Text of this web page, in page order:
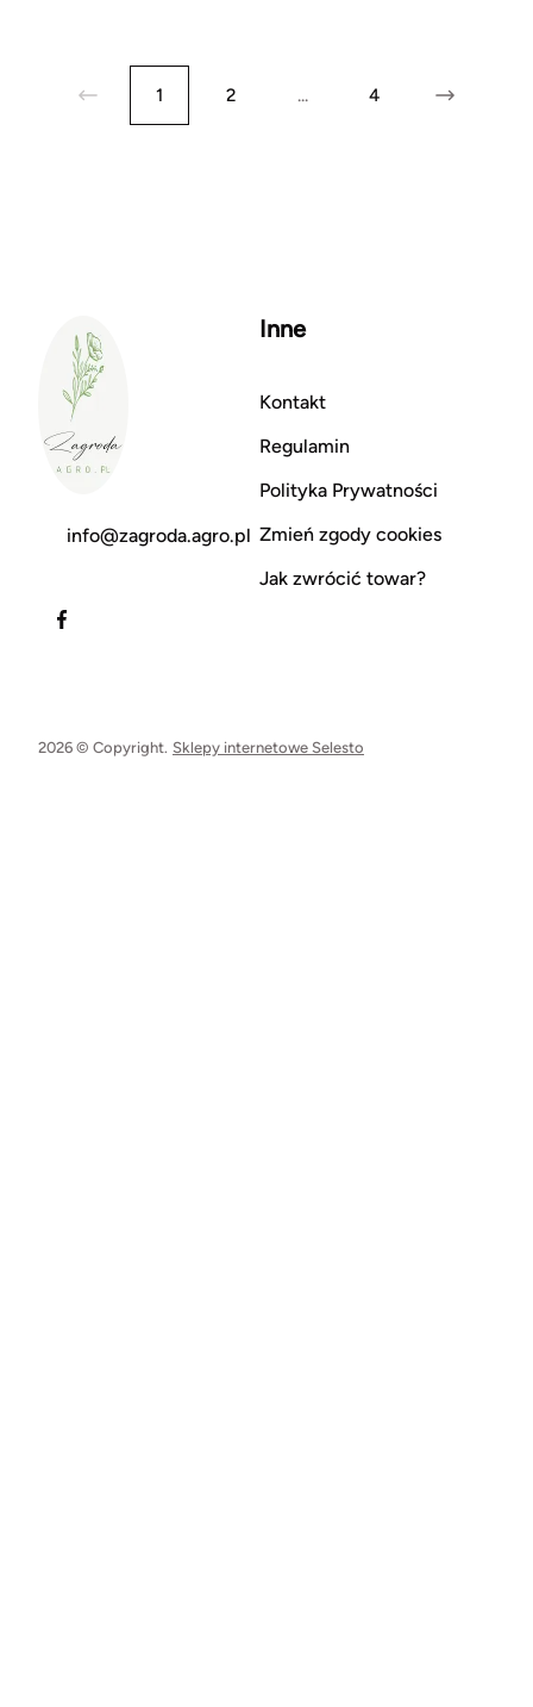
1 2 ... 4
info@zagroda.agro.pl
Inne
Kontakt
Regulamin
Polityka Prywatności
Zmień zgody cookies
Jak zwrócić towar?
2026 © Copyright. Sklepy internetowe Selesto